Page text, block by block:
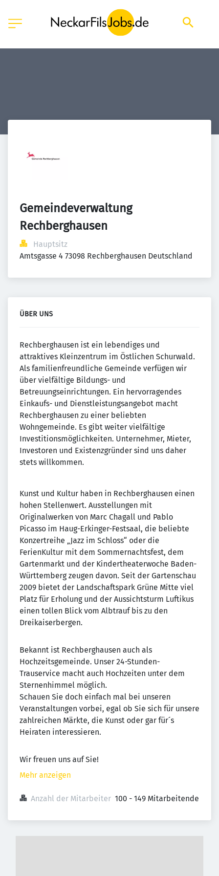
Gemeindeverwaltung
Rechberghausen
Hauptsitz
Amtsgasse 4 73098 Rechberghausen Deutschland
ÜBER UNS
Rechberghausen ist ein lebendiges und
attraktives Kleinzentrum im Östlichen Schurwald.
Als familienfreundliche Gemeinde verfügen wir
über vielfältige Bildungs- und
Betreuungseinrichtungen. Ein hervorragendes
Einkaufs- und Dienstleistungsangebot macht
Rechberghausen zu einer beliebten
Wohngemeinde. Es gibt weiter vielfältige
Investitionsmöglichkeiten. Unternehmer, Mieter,
Investoren und Existenzgründer sind uns daher
stets willkommen.
Kunst und Kultur haben in Rechberghausen einen
hohen Stellenwert. Ausstellungen mit
Originalwerken von Marc Chagall und Pablo
Picasso im Haug-Erkinger-Festsaal, die beliebte
Konzertreihe „Jazz im Schloss“ oder die
FerienKultur mit dem Sommernachtsfest, dem
Gartenmarkt und der Kindertheaterwoche Baden-
Württemberg zeugen davon. Seit der Gartenschau
2009 bietet der Landschaftspark Grüne Mitte viel
Platz für Erholung und der Aussichtsturm Luftikus
einen tollen Blick vom Albtrauf bis zu den
Dreikaiserbergen.
Bekannt ist Rechberghausen auch als
Hochzeitsgemeinde. Unser 24-Stunden-
Trauservice macht auch Hochzeiten unter dem
Sternenhimmel möglich.
Schauen Sie doch einfach mal bei unseren
Veranstaltungen vorbei, egal ob Sie sich für unsere
zahlreichen Märkte, die Kunst oder gar für´s
Heiraten interessieren.
Wir freuen uns auf Sie!
Mehr anzeigen
Anzahl der Mitarbeiter 100 - 149 Mitarbeitende